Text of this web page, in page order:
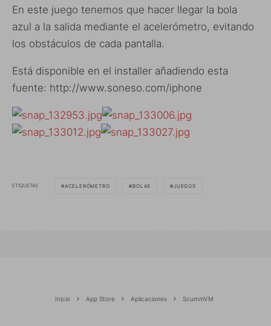
En este juego tenemos que hacer llegar la bola
azul a la salida mediante el acelerómetro, evitando
los obstáculos de cada pantalla.
Está disponible en el installer añadiendo esta
fuente: http://www.soneso.com/iphone
ETIQUETAS ACELERÓMETRO BOLAS JUEGOS
Inicio App Store Aplicaciones ScummVM